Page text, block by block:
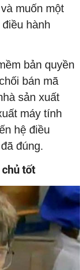
muốn một
hành
bản quyền
bán mã
sản xuất
máy tính
hệ điều
đúng.
tốt